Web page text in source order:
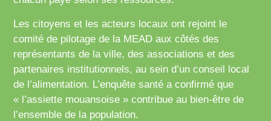
Les citoyens et les acteurs locaux ont rejoint le
comité de pilotage de la MEAD aux côtés des
représentants de la ville, des associations et des
partenaires institutionnels, au sein d’un conseil local
de l’alimentation. L’enquête santé a confirmé que
« l’assiette mouansoise » contribue au bien-être de
l’ensemble de la population.